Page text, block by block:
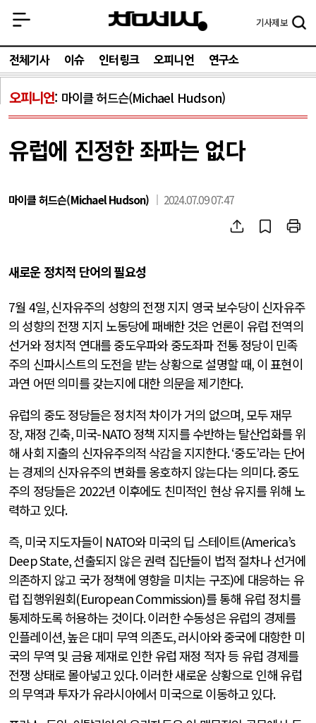
기사제보
전체기사 이슈 인터링크 오피니언 연구소
오피니언 마이클 허드슨(Michael Hudson)
유럽에 진정한 좌파는 없다
마이클 허드슨(Michael Hudson) 2024.07.09 07:47
새로운 정치적 단어의 필요성
7월 4일,신자유주의 성향의 전쟁 지지 영국 보수당이 신자유주
의 성향의 전쟁 지지 노동당에 패배한 것은 언론이 유럽 전역의
선거와 정치적 연대를 중도우파와 중도좌파 전통 정당이 민족
주의 신파시스트의 도전을 받는 상황으로 설명할 때, 이 표현이
과연 어떤 의미를 갖는지에 대한 의문을 제기한다.
유럽의 중도 정당들은 정치적 차이가 거의 없으며, 모두 재무
장,재정 긴축,미국-NATO 정책 지지를 수반하는 탈산업화를 위
해 사회 지출의 신자유주의적 삭감을 지지한다. ‘중도’라는 단어
는 경제의 신자유주의 변화를 옹호하지 않는다는 의미다.중도
주의 정당들은 2022년 이후에도 친미적인 현상 유지를 위해 노
력하고 있다.
즉, 미국 지도자들이 NATO와 미국의 딥 스테이트(America’s
Deep State,선출되지 않은 권력 집단들이 법적 절차나 선거에
의존하지 않고 국가 정책에 영향을 미치는 구조)에 대응하는 유
럽 집행위원회(European Commission)를 통해 유럽 정치를
통제하도록 허용하는 것이다.이러한 수동성은 유럽의 경제를
인플레이션,높은 대미 무역 의존도,러시아와 중국에 대항한 미
국의 무역 및 금융 제재로 인한 유럽 재정 적자 등 유럽 경제를
전쟁 상태로 몰아넣고 있다.이러한 새로운 상황으로 인해 유럽
의 무역과 투자가 유라시아에서 미국으로 이동하고 있다.